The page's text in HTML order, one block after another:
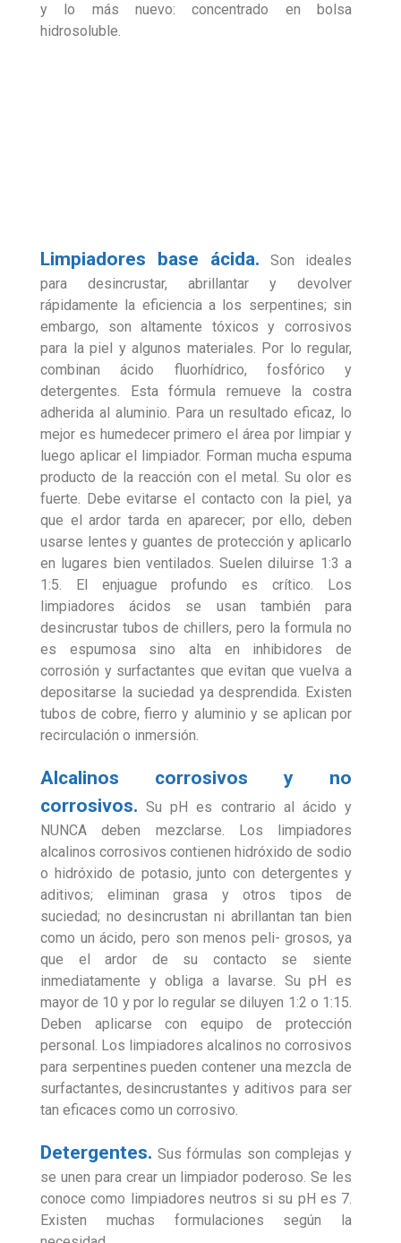
y lo más nuevo: concentrado en bolsa
hidrosoluble.
Limpiadores base ácida. Son ideales
para desincrustar, abrillantar y devolver
rápidamente la eficiencia a los serpentines; sin
embargo, son altamente tóxicos y corrosivos
para la piel y algunos materiales. Por lo regular,
combinan ácido fluorhídrico, fosfórico y
detergentes. Esta fórmula remueve la costra
adherida al aluminio. Para un resultado eficaz, lo
mejor es humedecer primero el área por limpiar y
luego aplicar el limpiador. Forman mucha espuma
producto de la reacción con el metal. Su olor es
fuerte. Debe evitarse el contacto con la piel, ya
que el ardor tarda en aparecer; por ello, deben
usarse lentes y guantes de protección y aplicarlo
en lugares bien ventilados. Suelen diluirse 1:3 a
1:5. El enjuague profundo es crítico. Los
limpiadores ácidos se usan también para
desincrustar tubos de chillers, pero la formula no
es espumosa sino alta en inhibidores de
corrosión y surfactantes que evitan que vuelva a
depositarse la suciedad ya desprendida. Existen
tubos de cobre, fierro y aluminio y se aplican por
recirculación o inmersión.
Alcalinos corrosivos y no
corrosivos. Su pH es contrario al ácido y
NUNCA deben mezclarse. Los limpiadores
alcalinos corrosivos contienen hidróxido de sodio
o hidróxido de potasio, junto con detergentes y
aditivos; eliminan grasa y otros tipos de
suciedad; no desincrustan ni abrillantan tan bien
como un ácido, pero son menos peli- grosos, ya
que el ardor de su contacto se siente
inmediatamente y obliga a lavarse. Su pH es
mayor de 10 y por lo regular se diluyen 1:2 o 1:15.
Deben aplicarse con equipo de protección
personal. Los limpiadores alcalinos no corrosivos
para serpentines pueden contener una mezcla de
surfactantes, desincrustantes y aditivos para ser
tan eficaces como un corrosivo.
Detergentes. Sus fórmulas son complejas y
se unen para crear un limpiador poderoso. Se les
conoce como limpiadores neutros si su pH es 7.
Existen muchas formulaciones según la